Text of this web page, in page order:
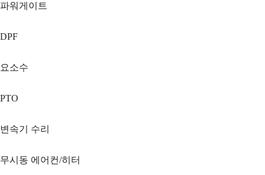
파워게이트
DPF
요소수
PTO
변속기 수리
무시동 에어컨/히터